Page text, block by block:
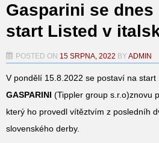
Gasparini se
start Listed v
POSTED ON 15 SRPNA, 2022 BYADMIN
V pondělí 15.8.2022 se postaví na start
GASPARINI (Tippler group s.r.o)znovu
který ho provedl vítěztvím z posledníh
slovenského derby.